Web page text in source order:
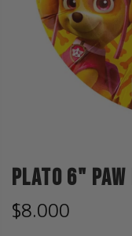
Plato 6"
$8.000